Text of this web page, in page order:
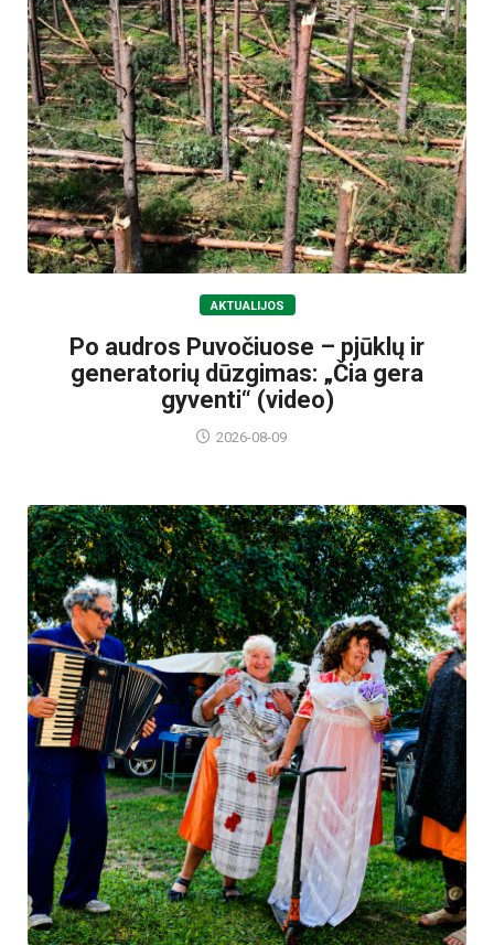
AKTUALIJOS
Po audros Puvočiuose – pjūklų ir
generatorių dūzgimas: „Čia gera
gyventi“ (video)
2026-08-09